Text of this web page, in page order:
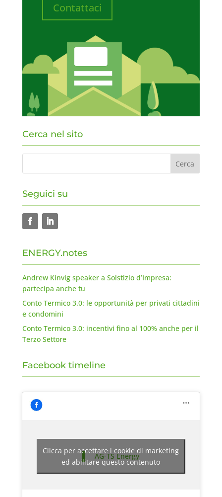
Contattaci
Cerca nel sito
Seguici su
ENERGY.notes
Andrew Kinvig speaker a Solstizio d’Impresa:
partecipa anche tu
Conto Termico 3.0: le opportunità per privati cittadini
e condomini
Conto Termico 3.0: incentivi fino al 100% anche per il
Terzo Settore
Facebook timeline
AG-TS Energy
Clicca per accettare i cookie di marketing
ed abilitare questo contenuto